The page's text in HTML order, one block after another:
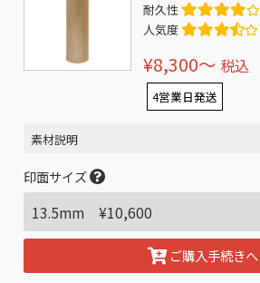
耐久性
人気度
¥8,300〜 税込
4営業日発送
素材説明
印面サイズ
ご購入手続きへ